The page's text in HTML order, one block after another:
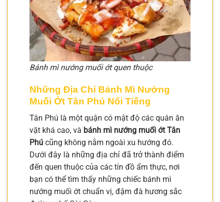
Bánh mì nướng muối ớt quen thuộc
Những Địa Chỉ Bánh Mì Nướng
Muối Ớt Tân Phú Nổi Tiếng
Tân Phú là một quận có mật độ các quán ăn
vặt khá cao, và bánh mì nướng muối ớt Tân
Phú cũng không nằm ngoài xu hướng đó.
Dưới đây là những địa chỉ đã trở thành điểm
đến quen thuộc của các tín đồ ẩm thực, nơi
bạn có thể tìm thấy những chiếc bánh mì
nướng muối ớt chuẩn vị, đậm đà hương sắc